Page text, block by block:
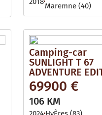
Maremne (40)
Camping-car
SUNLIGHT T 67
ADVENTURE
69900 €
106 KM